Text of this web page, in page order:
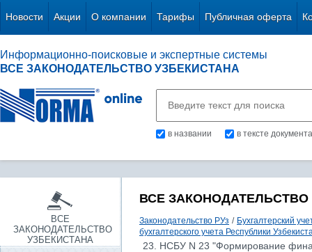
Новости Акции О компании Тарифы Публичная оферта
Информационно-поисковые и экспертные системы
ВСЕ ЗАКОНОДАТЕЛЬСТВО УЗБЕКИСТАНА
в названии в тексте документа
ВСЕ
ЗАКОНОДАТЕЛЬСТВО
УЗБЕКИСТАНА
ВСЕ ЗАКОНОДАТЕЛЬСТВО
Законодательство РУз / Бухгалтерский
бухгалтерского учета Республики
23. НСБУ N 23 "Формирование